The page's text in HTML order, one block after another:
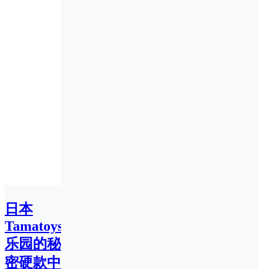
日本
TamatoysJK
乐园的秘
密硬款中